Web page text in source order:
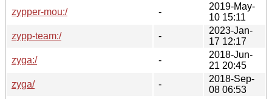
zypper-mou:/
-
2019-May-
10 15:11
zypp-team:/
-
2023-Jan-
17 12:17
zyga:/
-
2018-Jun-
21 20:45
zyga/
-
2018-Sep-
08 06:53